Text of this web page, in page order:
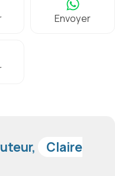
Envoyer
Claire